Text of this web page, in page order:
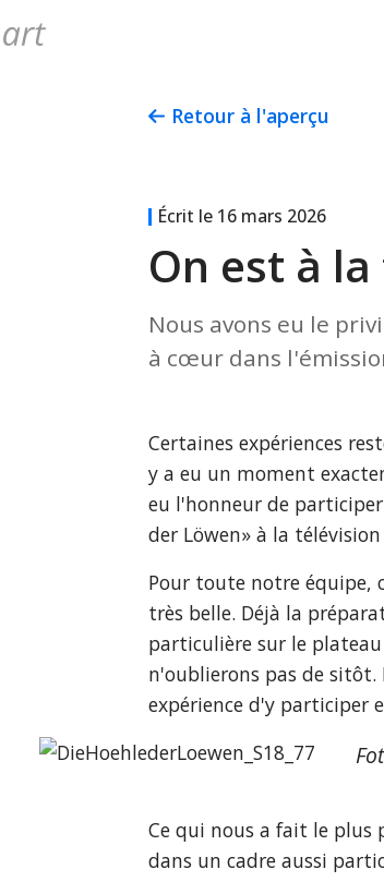
Retour à l'aperçu
Écrit le 16 mars 2026
On est à
Nous avons eu le
à cœur dans
Certaines expériences
y a eu un moment
eu l'honneur de participer
der Löwen» à la
Pour toute notre équipe,
très belle. Déjà la
particulière sur le
n'oublierons pas de
expérience d'y participer
Ce qui nous a fait le
dans un cadre aussi